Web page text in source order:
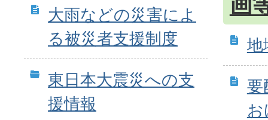
大雨などの災害によ
る被災者支援制度
東日本大震災への支
援情報
画
地
要
お